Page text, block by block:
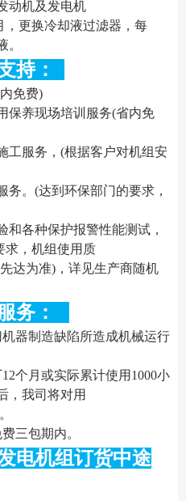
动机及发电机
更换冷却液过滤器，每
。
持：
免费)
保养现场培训服务(省内免
工服务，(根据客户对机组安
。(达到环保部门的要求，
和各种保护报警性能测试，
求，机组使用质
达为准)，详见生产商随机
务：
器制造缺陷所造成机械运行
个月或实际累计使用1000小
，我司将对用
三包期内。
电机组订货中途